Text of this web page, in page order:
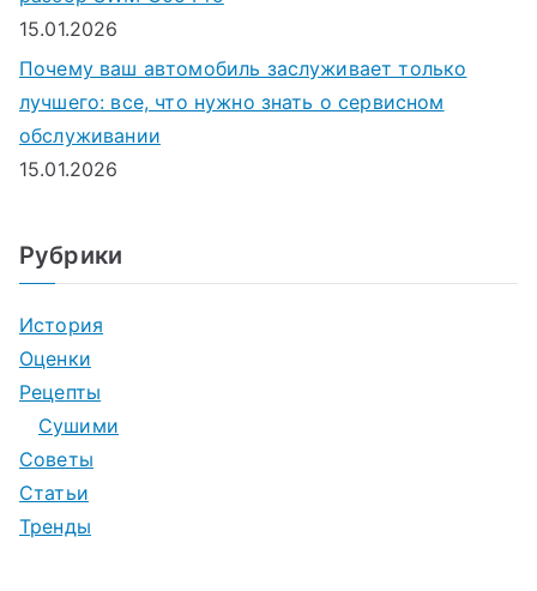
15.01.2026
Почему ваш автомобиль заслуживает только
лучшего: все, что нужно знать о сервисном
обслуживании
15.01.2026
Рубрики
История
Оценки
Рецепты
Сушими
Советы
Статьи
Тренды